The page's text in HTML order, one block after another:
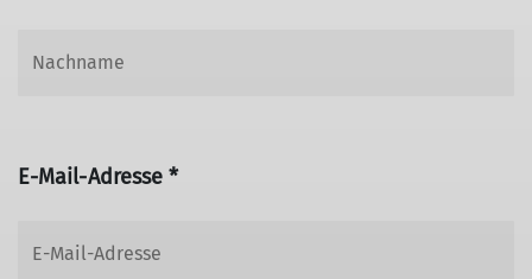
E-Mail-Adresse *